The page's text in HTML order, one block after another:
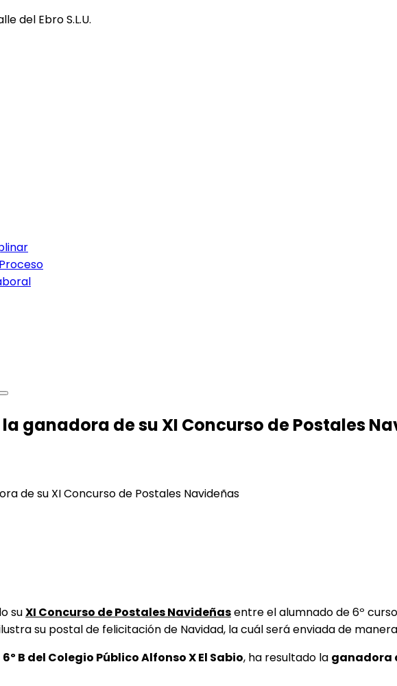
del Ebro S.L.U.
ganadora de su XI Concurso de Postales
de su XI Concurso de Postales Navideñas
suXI Concurso de Postales Navideñasentre el alumnado de 6º
su postal de felicitación de Navidad, la cuál será enviada de
6º B del Colegio Público Alfonso X El Sabio, ha resultado la ganadora